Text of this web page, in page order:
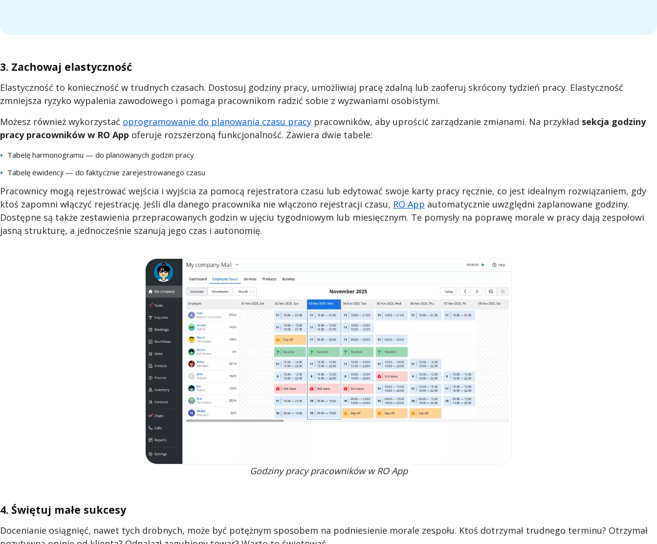
3. Zachowaj elastyczność
Elastyczność to konieczność w trudnych czasach. Dostosuj godziny pracy, umożliwiaj pracę zdalną lub zaoferuj skrócony tydzień pracy. Elastyczność
zmniejsza ryzyko wypalenia zawodowego i pomaga pracownikom radzić sobie z wyzwaniami osobistymi.
Możesz również wykorzystać oprogramowanie do planowania czasu pracy pracowników, aby uprościć zarządzanie zmianami. Na przykład sekcja godziny
pracy pracowników w RO App oferuje rozszerzoną funkcjonalność. Zawiera dwie tabele:
Tabelę harmonogramu — do planowanych godzin pracy
Tabelę ewidencji — do faktycznie zarejestrowanego czasu
Pracownicy mogą rejestrować wejścia i wyjścia za pomocą rejestratora czasu lub edytować swoje karty pracy ręcznie, co jest idealnym rozwiązaniem, gdy
ktoś zapomni włączyć rejestrację. Jeśli dla danego pracownika nie włączono rejestracji czasu, RO App automatycznie uwzględni zaplanowane godziny.
Dostępne są także zestawienia przepracowanych godzin w ujęciu tygodniowym lub miesięcznym. Te pomysły na poprawę morale w pracy dają zespołowi
jasną strukturę, a jednocześnie szanują jego czas i autonomię.
Godziny pracy pracowników w RO App
4. Świętuj małe sukcesy
Docenianie osiągnięć, nawet tych drobnych, może być potężnym sposobem na podniesienie morale zespołu. Ktoś dotrzymał trudnego terminu? Otrzymał